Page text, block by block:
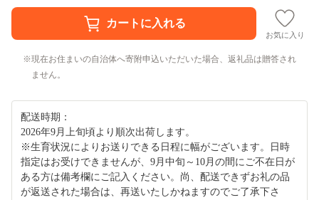
お気に入り
現在お住まいの自治体へ寄附申込いただいた場合、返礼品は贈答され
ません。
配送時期：
2026年9月上旬頃より順次出荷します。
※生育状況によりお送りできる日程に幅がございます。日時
指定はお受けできませんが、9月中旬～10月の間にご不在日が
ある方は備考欄にご記入ください。尚、配送できずお礼の品
が返送された場合は、再送いたしかねますのでご了承下さ